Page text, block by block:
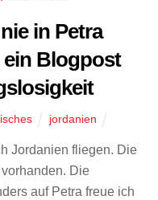
in Petra
ein Blogpost
jordanien
Jordanien fliegen. Die
Die
auf Petra freue ich